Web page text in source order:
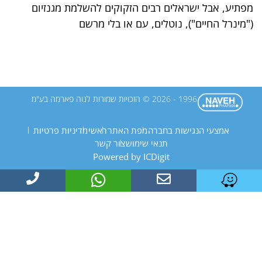
מפתיע, אבל ישראלים רבים הזקוקים להשלמת מגנזיום
("מינרל החיים"), נוטלים, עם או בלי מרשם
אמצעי הנגישות בחברהמפת האתרראשימדיניות פרטיות
תנאי שימושצור קשר
Powered by ICDigit
1996 - 2026 © הזכויות שמורות לנוה פארמה בע"מ